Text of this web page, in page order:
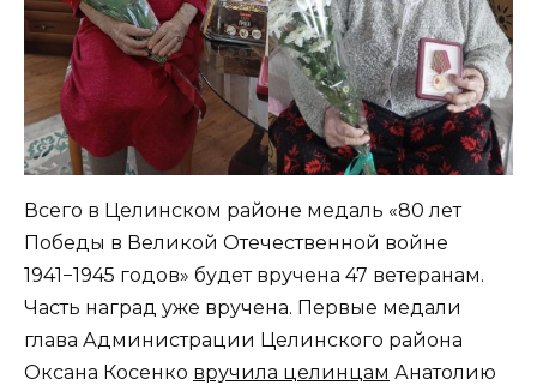
Всего в Целинском районе медаль «80 лет
Победы в Великой Отечественной войне
1941−1945 годов» будет вручена 47 ветеранам.
Часть наград уже вручена. Первые медали
глава Администрации Целинского района
Оксана Косенко вручила целинцам Анатолию